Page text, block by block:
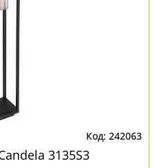
242063
3135S3